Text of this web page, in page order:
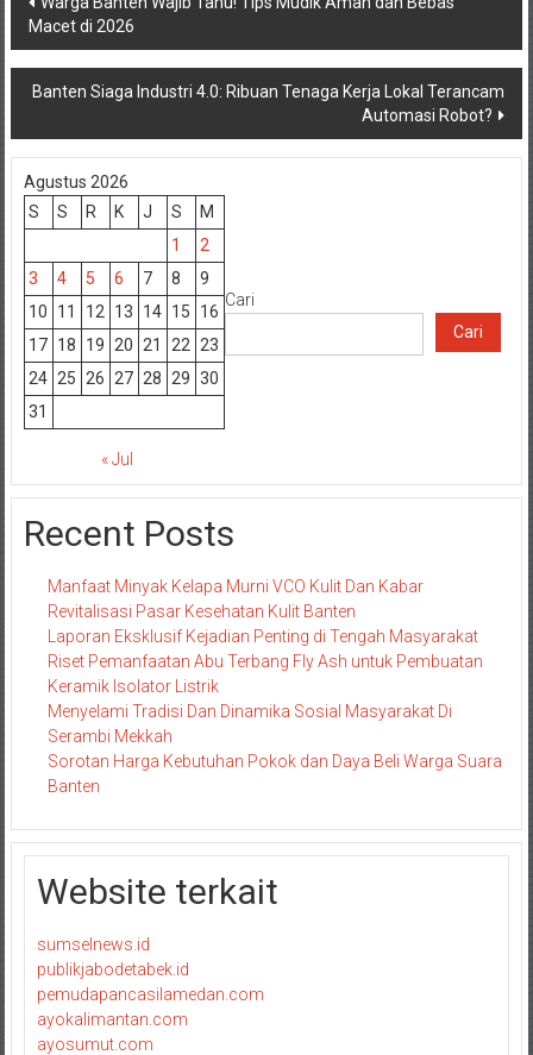
pos
Macet di 2026
Banten Siaga Industri 4.0: Ribuan Tenaga Kerja Lokal Terancam
Automasi Robot?
Agustus 2026
S
S R K J S
M
1
2
3
4 5 6 7 8
9
10
11 12 13 14 15
16
17 18 19 20 21 22
23
24 25 26 27 28 29 30
31
« Jul
Cari
Cari
Recent Posts
Manfaat Minyak Kelapa Murni VCO Kulit Dan Kabar
Revitalisasi Pasar Kesehatan Kulit Banten
Laporan Eksklusif Kejadian Penting di Tengah Masyarakat
Riset Pemanfaatan Abu Terbang Fly Ash untuk Pembuatan
Keramik Isolator Listrik
Menyelami Tradisi Dan Dinamika Sosial Masyarakat Di
Serambi Mekkah
Sorotan Harga Kebutuhan Pokok dan Daya Beli Warga Suara
Banten
Website terkait
sumselnews.id
publikjabodetabek.id
pemudapancasilamedan.com
ayokalimantan.com
ayosumut.com